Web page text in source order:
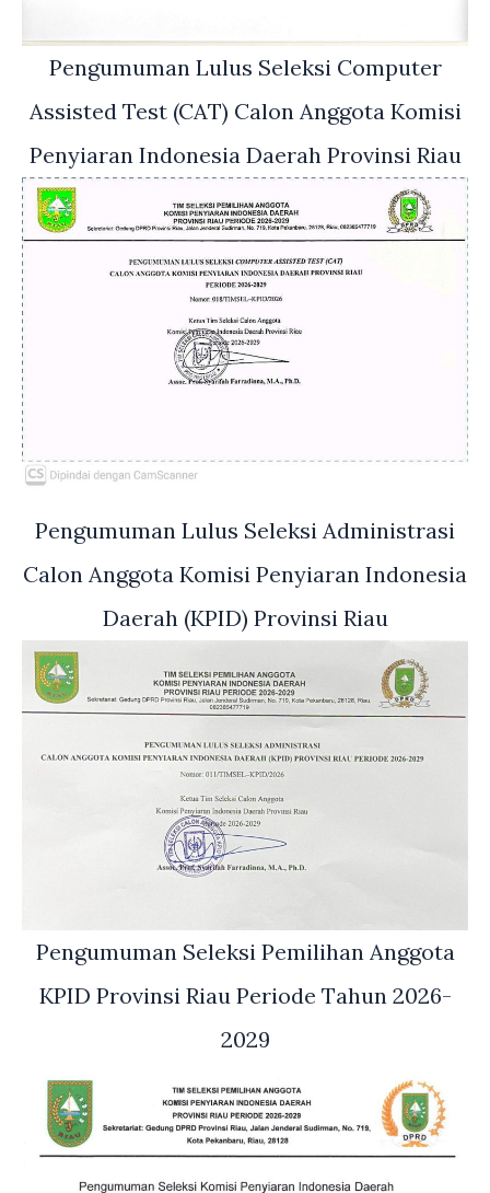
Pengumuman Lulus Seleksi Computer
Assisted Test (CAT) Calon Anggota Komisi
Penyiaran Indonesia Daerah Provinsi Riau
Pengumuman Lulus Seleksi Administrasi
Calon Anggota Komisi Penyiaran Indonesia
Daerah (KPID) Provinsi Riau
Pengumuman Seleksi Pemilihan Anggota
KPID Provinsi Riau Periode Tahun 2026-
2029